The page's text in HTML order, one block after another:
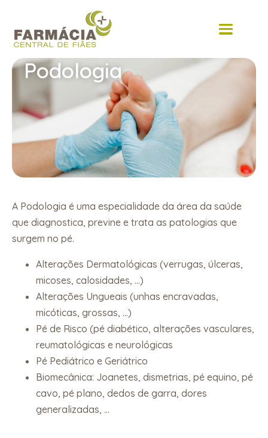
Podologia
A Podologia é uma especialidade da área da saúde
que diagnostica, previne e trata as patologias que
surgem no pé.
Alterações Dermatológicas (verrugas, úlceras,
micoses, calosidades, …)
Alterações Ungueais (unhas encravadas,
micóticas, grossas, …)
Pé de Risco (pé diabético, alterações vasculares,
reumatológicas e neurológicas
Pé Pediátrico e Geriátrico
Biomecânica: Joanetes, dismetrias, pé equino, pé
cavo, pé plano, dedos de garra, dores
generalizadas, …